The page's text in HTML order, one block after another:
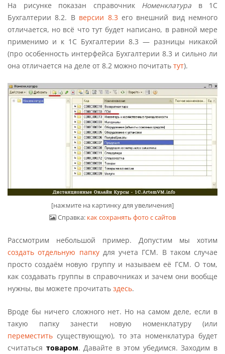
На рисунке показан справочник Номенклатура в 1С
Бухгалтерии 8.2. В версии 8.3 его внешний вид немного
отличается, но всё что тут будет написано, в равной мере
применимо и к 1С Бухгалтерии 8.3 — разницы никакой
(про особенность интерфейса Бухгалтерии 8.3 и сильно ли
она отличается на деле от 8.2 можно почитать тут).
[нажмите на картинку для увеличения]
Справка: как сохранять фото с сайтов
Рассмотрим небольшой пример. Допустим мы хотим
создать отдельную папкудля учета ГСМ. В таком случае
просто создаём новую группу и называем её ГСМ. О том,
как создавать группы в справочниках и зачем они вообще
нужны, вы можете прочитать здесь.
Вроде бы ничего сложного нет. Но на самом деле, если в
такую папку занести новую номенклатуру (или
переместить существующую), то эта номенклатура будет
считаться товаром. Давайте в этом убедимся. Заходим в